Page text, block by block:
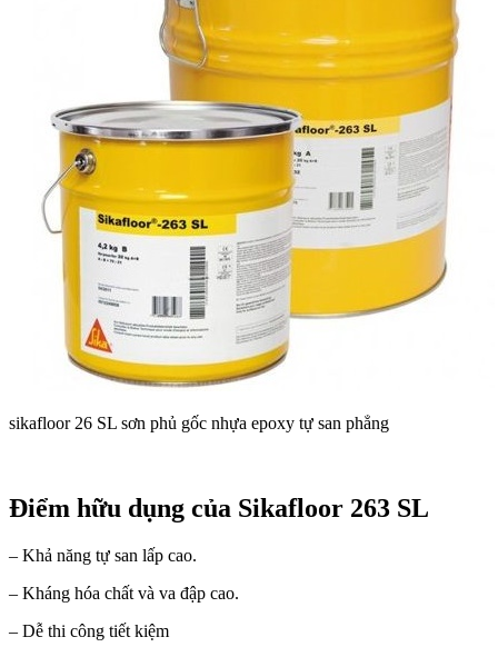
sikafloor 26 SL sơn phủ gốc nhựa epoxy tự san phẳng
Điểm hữu dụng của Sikafloor 263 SL
– Khả năng tự san lấp cao.
– Kháng hóa chất và va đập cao.
– Dễ thi công tiết kiệm